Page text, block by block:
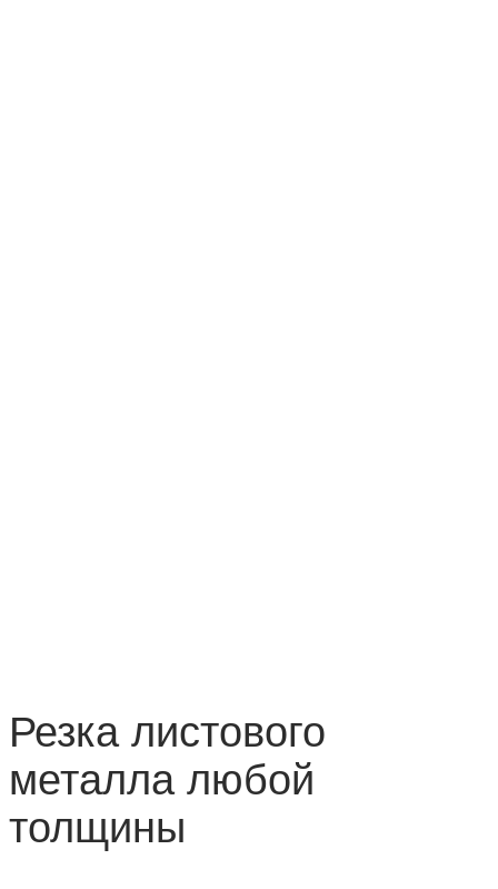
Резка листового
металла любой
толщины